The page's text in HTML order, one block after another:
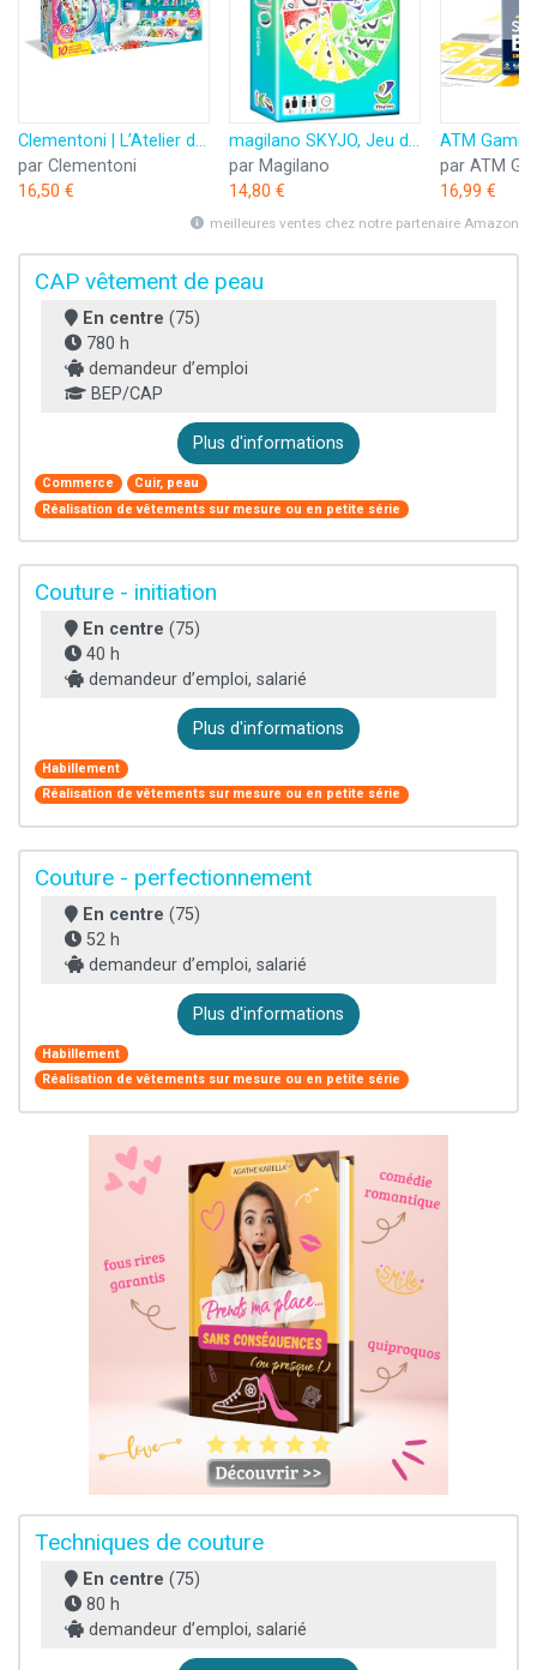
Clementoni | L’Atelier des Stylos pour Enfants 6 Ans+ | Kit Créatif DIY avec 10 Stylos à Personnaliser | Plus de 50 Accessoires : Paillettes, Perles, Figurines | Activité Manuelle et Cadeau Créatif
par Clementoni
16,50 €
magilano SKYJO, Jeu de Cartes Amusant pour Les Jeunes et Les Moins Jeunes, des soirées de Jeu Amusantes dans Le Cercle d'amis et de Famille.
par Magilano
14,80 €
par ATM
16,99 €
meilleures ventes chez notre partenaire Amazon
CAP vêtement de peau
En centre (75)
780 h
demandeur d’emploi
BEP/CAP
Plus d'informations
Commerce
Cuir, peau
Réalisation de vêtements sur mesure ou en petite série
Couture - initiation
En centre (75)
40 h
demandeur d’emploi, salarié
Plus d'informations
Habillement
Réalisation de vêtements sur mesure ou en petite série
Couture - perfectionnement
En centre (75)
52 h
demandeur d’emploi, salarié
Plus d'informations
Habillement
Réalisation de vêtements sur mesure ou en petite série
Techniques de couture
En centre (75)
80 h
demandeur d’emploi, salarié